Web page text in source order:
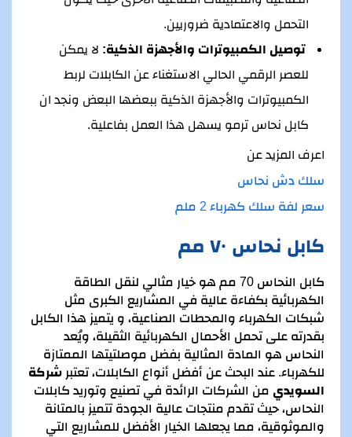
التحمل والاعتمادية ضروريين.
توصيل الكمبيوترات والأجهزة الذكية: لا يمكن
للعصر الرقمي الحالي الاستغناء عن الكابلات لربط
الكمبيوترات والأجهزة الذكية ببعضها البعض ونجد ان
كابل نحاس ترمو يسهل هذا العمل بفاعلية.
اعرف المزيد عن
سلك دش نحاس
سعر لفة سلك كهرباء 2 ملم
كابل نحاس ٧٠ مم
كابل النحاس 70 مم هو خيار مثالي لنقل الطاقة
الكهربائية بكفاءة عالية في المشاريع الكبرى مثل
شبكات الكهرباء والمحطات الصناعية، و يتميز هذا الكابل
بقدرته على تحمل الأحمال الكهربائية الثقيلة، ويُعد
النحاس هو المادة المثالية بفضل موصلتيتها الممتازة
للكهرباء. عند البحث عن أفضل أنواع الكابلات، تعتبر شركة
السويدي من الشركات الرائدة في تصنيع وتوريد كابلات
النحاس، حيث تقدم منتجات عالية الجودة تتميز بالمتانة
والموثوقية، مما يجعلها الخيار الأفضل للمشاريع التي